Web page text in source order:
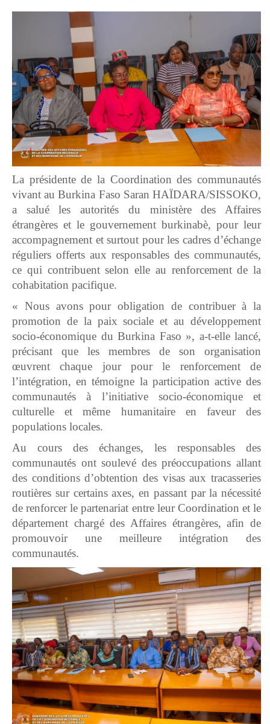
La présidente de la Coordination des communautés
vivant au Burkina Faso Saran HAÏDARA/SISSOKO,
a salué les autorités du ministère des Affaires
étrangères et le gouvernement burkinabè, pour leur
accompagnement et surtout pour les cadres d’échange
réguliers offerts aux responsables des communautés,
ce qui contribuent selon elle au renforcement de la
cohabitation pacifique.
« Nous avons pour obligation de contribuer à la
promotion de la paix sociale et au développement
socio-économique du Burkina Faso », a-t-elle lancé,
précisant que les membres de son organisation
œuvrent chaque jour pour le renforcement de
l’intégration, en témoigne la participation active des
communautés à l’initiative socio-économique et
culturelle et même humanitaire en faveur des
populations locales.
Au cours des échanges, les responsables des
communautés ont soulevé des préoccupations allant
des conditions d’obtention des visas aux tracasseries
routières sur certains axes, en passant par la nécessité
de renforcer le partenariat entre leur Coordination et le
département chargé des Affaires étrangères, afin de
promouvoir une meilleure intégration des
communautés.